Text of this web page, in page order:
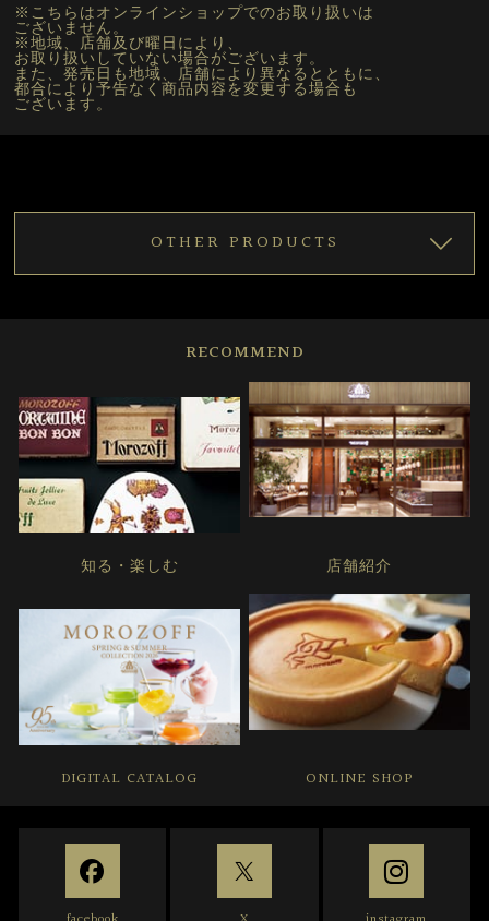
※こちらはオンラインショップでのお取り扱いは
ございません。
※地域、店舗及び曜日により、
お取り扱いしていない場合がございます。
また、発売日も地域、店舗により異なるとともに、
都合により予告なく商品内容を変更する場合も
ございます。
OTHER PRODUCTS
RECOMMEND
知る・楽しむ 店舗紹介
DIGITAL CATALOG ONLINE SHOP